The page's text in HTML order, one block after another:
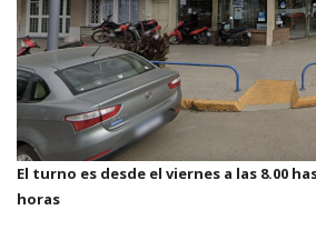
El turno es desde el viernes a las 8.00
horas